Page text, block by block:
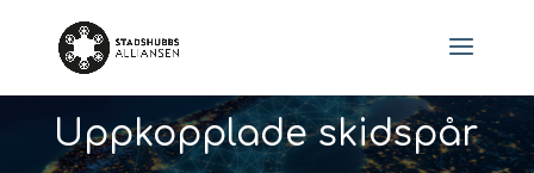
Uppkopplade skidspår